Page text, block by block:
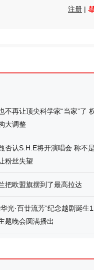
注册 |
不再让顶尖科学家“当家”了
大调整
否认S.H.E将开演唱会 称不是
粉丝失望
把欧盟旗摆到了最高拉达
光·百廿流芳”纪念越剧诞生
题晚会圆满播出